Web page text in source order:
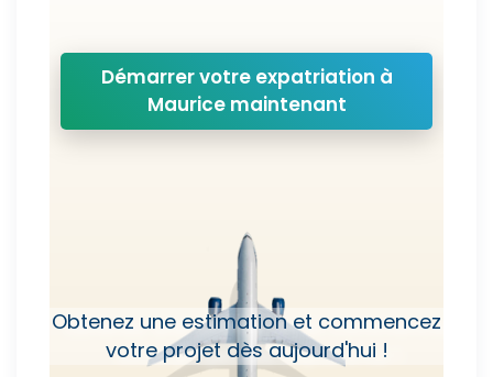
Démarrer votre expatriation à
Maurice maintenant
Obtenez une estimation et commencez
votre projet dès aujourd'hui !